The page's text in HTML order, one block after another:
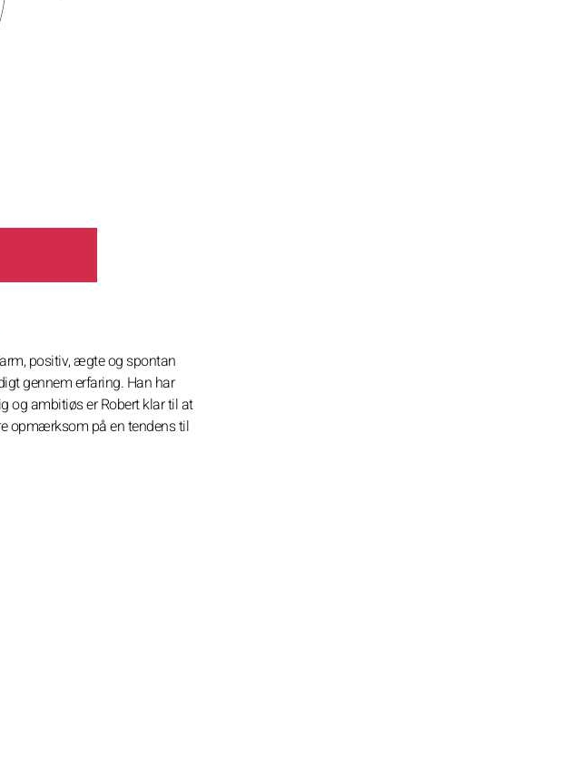
positiv, ægte og spontan
gennem erfaring. Han har
og ambitiøs er Robert klar til at
opmærksom på en tendens til